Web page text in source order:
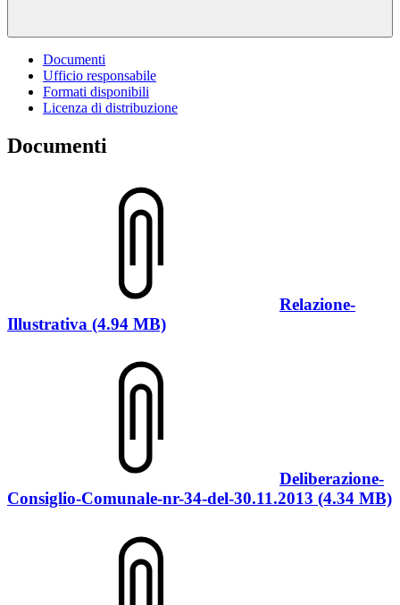
Documenti
Ufficio responsabile
Formati disponibili
Licenza di distribuzione
Documenti
Relazione-
Illustrativa (4.94 MB)
Deliberazione-
Consiglio-Comunale-nr-34-del-30.11.2013 (4.34 MB)